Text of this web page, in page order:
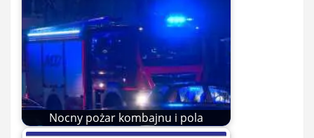
Nocny pożar kombajnu i pola